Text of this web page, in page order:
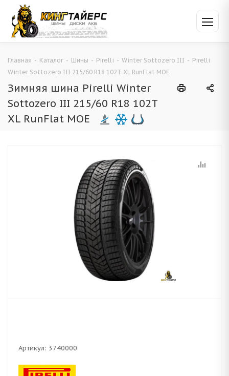
Главная - Каталог - Шины - Pirelli - Winter Sottozero III - Pirelli
Winter Sottozero III 215/60 R18 102T XL RunFlat MOE
Зимняя шина Pirelli Winter
Sottozero III 215/60 R18 102T
XL RunFlat MOE
Артикул: 3740000